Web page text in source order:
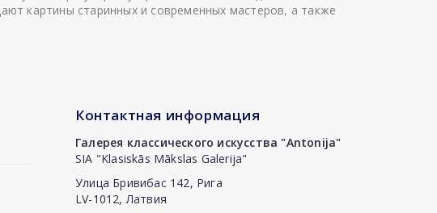
картины старинных и современных мастеров, а также
Контактная информация
Галерея классического искусства "Antonija"
SIA "Klasiskās Mākslas Galerija"
Улица Бривибас 142, Рига
LV-1012, Латвия